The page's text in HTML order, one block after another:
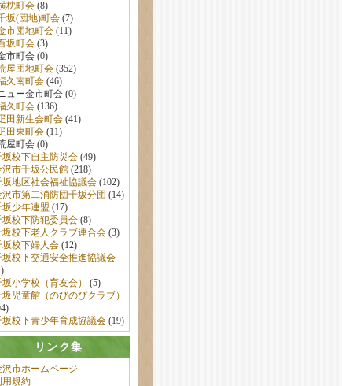
枕町会(8)
坂(団地)町会(7)
市団地町会(11)
坂町会(3)
市町会 (0)
屋団地町会(352)
久南町会(46)
ュー金市町会 (0)
久町会(136)
田新生会町会(41)
田東町会(11)
屋町会 (0)
坂校下自主防災会(49)
沢市千坂公民館(218)
坂地区社会福祉協議会(102)
沢市第二消防団千坂分団 (14)
坂少年連盟 (17)
坂校下防犯委員会(8)
坂校下老人クラブ連合会(3)
坂校下婦人会(12)
坂校下交通安全推進協議会
坂小学校（育友会）
(5)
坂児童館（のびのびクラブ）
坂校下青少年育成協議会(19)
リンク集
沢市ホームページ
用規約